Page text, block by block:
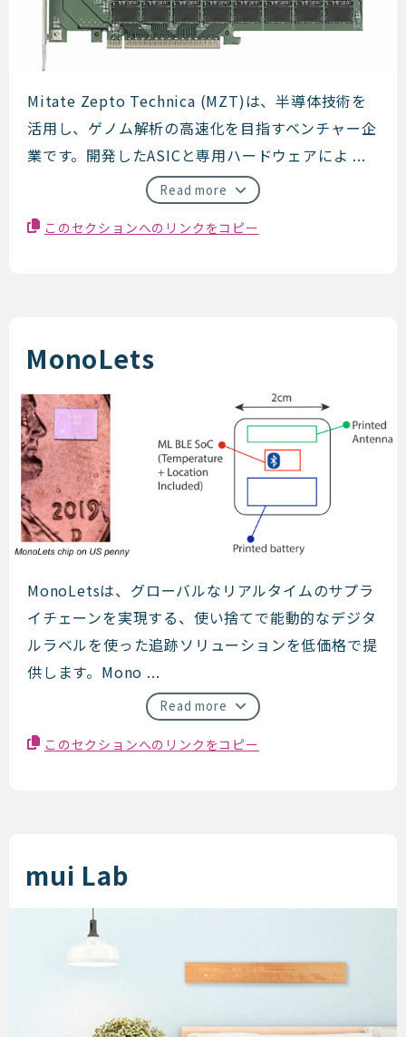
Mitate Zepto Technica
Mitate Zepto Technica (MZT)は、半導体技術を
活用し、ゲノム解析の高速化を目指すベンチャー企
業です。開発したASICと専用ハードウェアによ ...
Read more
このセクションへのリンクをコピー
MonoLets
MonoLets
MonoLetsは、グローバルなリアルタイムのサプラ
イチェーンを実現する、使い捨てで能動的なデジタ
ルラベルを使った追跡ソリューションを低価格で提
供します。Mono ...
Read more
このセクションへのリンクをコピー
mui Lab